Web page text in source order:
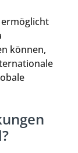
können,